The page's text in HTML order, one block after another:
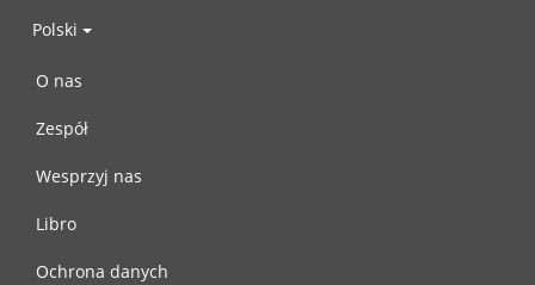
Polski
O nas
Zespół
Wesprzyj nas
Libro
Ochrona danych